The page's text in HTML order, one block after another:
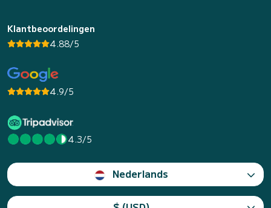
Klantbeoordelingen
4.88/5
4.9/5
4.3/5
Nederlands